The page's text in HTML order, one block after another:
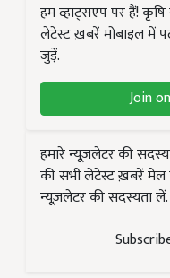
हम व्हाट्सएप पर हैं!
लेटेस्ट ख़बरें मोबाइल में
जुड़ें.
Join
हमारे न्यूज़लेटर की
की सभी लेटेस्ट ख़बरें मेल
न्यूज़लेटर की सदस्यता लें.